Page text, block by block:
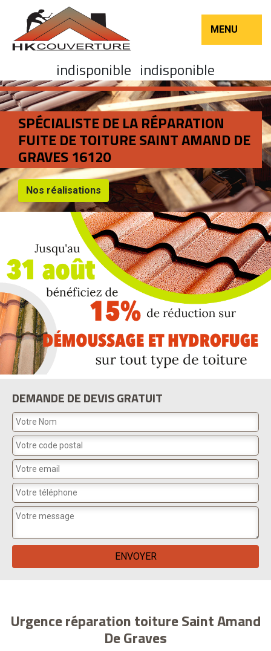
MENU
indisponible indisponible
SPÉCIALISTE DE LA RÉPARATION
FUITE DE TOITURE SAINT AMAND DE
GRAVES 16120
Nos réalisations
DEMANDE DE DEVIS GRATUIT
Urgence réparation toiture Saint Amand
De Graves